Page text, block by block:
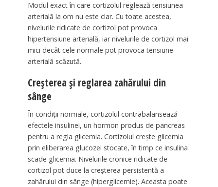
Modul exact în care cortizolul reglează tensiunea
arterială la om nu este clar. Cu toate acestea,
nivelurile ridicate de cortizol pot provoca
hipertensiune arterială, iar nivelurile de cortizol mai
mici decât cele normale pot provoca tensiune
arterială scăzută.
Creșterea și reglarea zahărului din
sânge
În condiții normale, cortizolul contrabalansează
efectele insulinei, un hormon produs de pancreas
pentru a regla glicemia. Cortizolul crește glicemia
prin eliberarea glucozei stocate, în timp ce insulina
scade glicemia. Nivelurile cronice ridicate de
cortizol pot duce la creșterea persistentă a
zahărului din sânge (hiperglicemie). Aceasta poate